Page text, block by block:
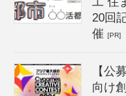
20回
催[PR]
【公
向け